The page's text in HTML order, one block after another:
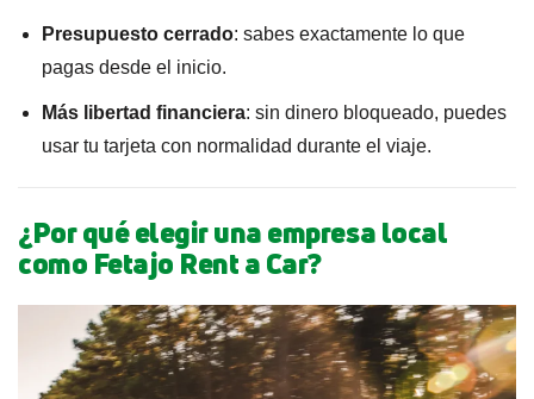
Presupuesto cerrado: sabes exactamente lo que
pagas desde el inicio.
Más libertad financiera: sin dinero bloqueado, puedes
usar tu tarjeta con normalidad durante el viaje.
¿Por qué elegir una empresa local
como Fetajo Rent a Car?